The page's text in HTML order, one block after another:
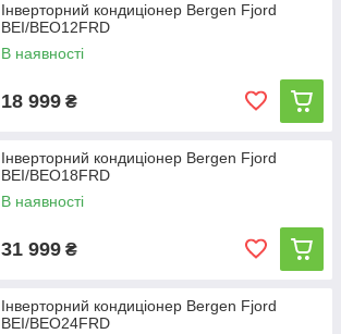
Інверторний кондиціонер Bergen Fjord
BEI/BEO12FRD
В наявності
18 999 ₴
Інверторний кондиціонер Bergen Fjord
BEI/BEO18FRD
В наявності
31 999 ₴
Інверторний кондиціонер Bergen Fjord
BEI/BEO24FRD